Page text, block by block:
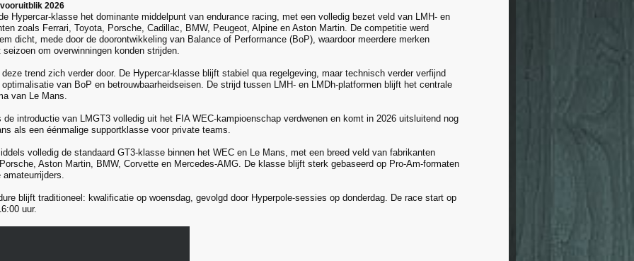
2026
Hypercar-klasse het dominante middelpunt van endurance racing, met een volledig bezet veld van LMH- en
zoals Ferrari, Toyota, Porsche, Cadillac, BMW, Peugeot, Alpine en Aston Martin. De competitie werd
dicht, mede door de doorontwikkeling van Balance of Performance (BoP), waardoor meerdere merken
seizoen om overwinningen konden strijden.
trend zich verder door. De Hypercar-klasse blijft stabiel qua regelgeving, maar technisch verder verfijnd
van BoP en betrouwbaarheidseisen. De strijd tussen LMH- en LMDh-platformen blijft het centrale
van Le Mans.
de introductie van LMGT3 volledig uit het FIA WEC-kampioenschap verdwenen en komt in 2026 uitsluitend nog
als een éénmalige supportklasse voor private teams.
volledig de standaard GT3-klasse binnen het WEC en Le Mans, met een breed veld van fabrikanten
Aston Martin, BMW, Corvette en Mercedes-AMG. De klasse blijft sterk gebaseerd op Pro-Am-formaten
blijft traditioneel: kwalificatie op woensdag, gevolgd door Hyperpole-sessies op donderdag. De race start op
uur.